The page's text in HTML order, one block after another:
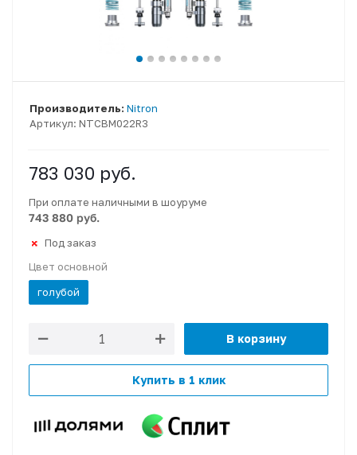
Артикул: NTCBM022R3
Производитель: Nitron
783 030 руб.
При оплате наличными в шоуруме
743 880 руб.
Под заказ
Цвет основной
голубой
В корзину
Купить в 1 клик